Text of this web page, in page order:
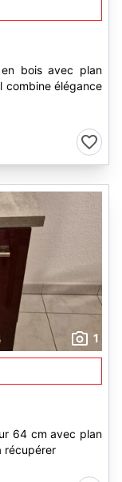
bois avec plan
combine élégance
1
64 cm avec plan
récupérer